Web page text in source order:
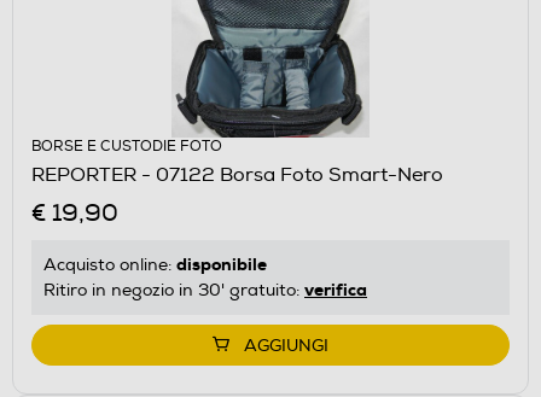
BORSE E CUSTODIE FOTO
REPORTER - 07122 Borsa Foto Smart-Nero
€ 19,90
Acquisto online: disponibile
Ritiro in negozio in 30' gratuito: verifica
AGGIUNGI